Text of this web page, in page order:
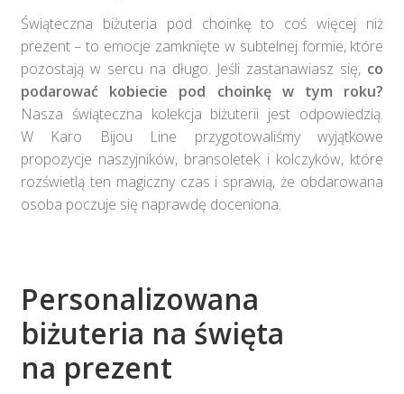
Świąteczna biżuteria pod choinkę to coś więcej niż
prezent – to emocje zamknięte w subtelnej formie, które
pozostają w sercu na długo. Jeśli zastanawiasz się, co
podarować kobiecie pod choinkę w tym roku?
Nasza świąteczna kolekcja biżuterii jest odpowiedzią.
W Karo Bijou Line przygotowaliśmy wyjątkowe
propozycje naszyjników, bransoletek i kolczyków, które
rozświetlą ten magiczny czas i sprawią, że obdarowana
osoba poczuje się naprawdę doceniona.​
Personalizowana
biżuteria na święta
na prezent